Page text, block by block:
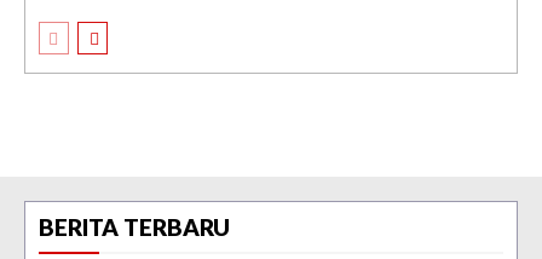
BERITA TERBARU